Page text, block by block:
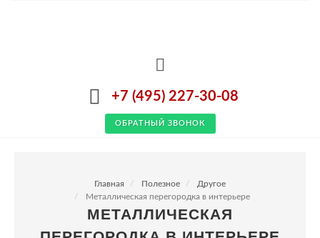
+7 (495) 227-30-08
ОБРАТНЫЙ ЗВОНОК
Главная Полезное
Другое
Металлическая перегородка в интерьере
МЕТАЛЛИЧЕСКАЯ